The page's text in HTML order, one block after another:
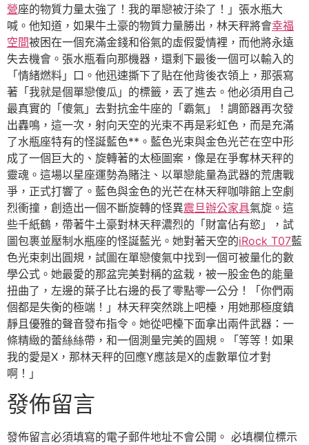
營座的物質力量太強了！我的單戀被汙染了！」張水瓶大
喊。他知道，如果牛土豪的物質力量勝出，林天秤將會幸福
空間被困在一個充滿金錢和俗氣的虛假愛情裡，而他將永遠
失去機會。張水瓶看向那機器，還剩下最後一個可以輸入的
「情緒燃料」口。他迅速撕下了貼在他背後衣領上，那張寫
著「我就是個單戀傻瓜」的標籤，丟了進去。他必須用自己
最真實的「傻氣」去對抗金牛座的「霸氣」！調節器再次發
出轟鳴，這一次，射向天空的光束不再是彩虹色，而是充滿
了水瓶座特有的怪誕藍色**。藍色光束與金色光芒在空中形
成了一個巨大的、旋轉著的太極圖案，像是在爭奪林天秤的
靈魂。這場以星座運勢為賭注、以單戀能量為武器的荒唐戰
爭，正式打響了。藍色與金色的光芒在林天秤咖啡館上空劇
烈衝撞，創造出一個不斷旋轉的怪異震旦辦公家具氣旋。這
些千紙鶴，帶著牛土豪對林天秤濃烈的「財富佔有慾」，試
圖包裹並壓制水瓶座的怪誕藍光。她對著天空的iRock T07藍
色光束刺出圓規，試圖在單戀傻氣中找到一個可被量化的數
學公式。她最愛的那盆完美對稱的盆栽，被一股金色的能量
扭曲了，左邊的葉子比右邊的長了零點零一公分！「你們兩
個都是失衡的極端！」林天秤突然跳上吧檯，用她那極度鎮
靜且優雅的聲音發布指令。她從吧檯下面拿出兩件武器：一
條精緻的蕾絲絲帶，和一個測量完美的圓規。「等等！如果
我的愛是X，那林天秤的回應Y應該是X的虛數單位才對
啊！」
發佈留言
發佈留言必須填寫的電子郵件地址不會公開。 必填欄位標示